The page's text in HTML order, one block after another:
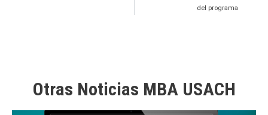
del programa
Otras Noticias MBA USACH